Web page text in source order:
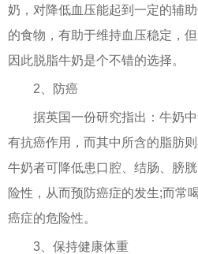
奶，对降低血压能起到一定的辅
的食物，有助于维持血压稳定，
因此脱脂牛奶是个不错的选择。
2、防癌
据英国一份研究指出：牛奶
有抗癌作用，而其中所含的脂肪
牛奶者可降低患口腔、结肠、膀
险性，从而预防癌症的发生;而常
癌症的危险性。
3、保持健康体重